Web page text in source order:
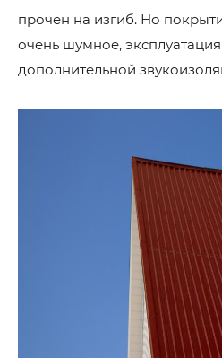
прочен на изгиб. Но
очень шумное, эксплуатация
дополнительной